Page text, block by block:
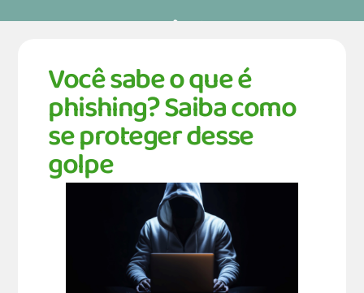
Notícias da
VIVA
Você sabe o que é
phishing? Saiba como
se proteger desse
golpe